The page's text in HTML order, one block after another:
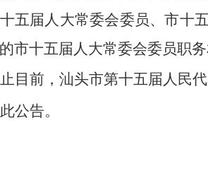
五届人大常委会委员、市十
的市十五届人大常委会委员职务
目前，汕头市第十五届人民
公告。